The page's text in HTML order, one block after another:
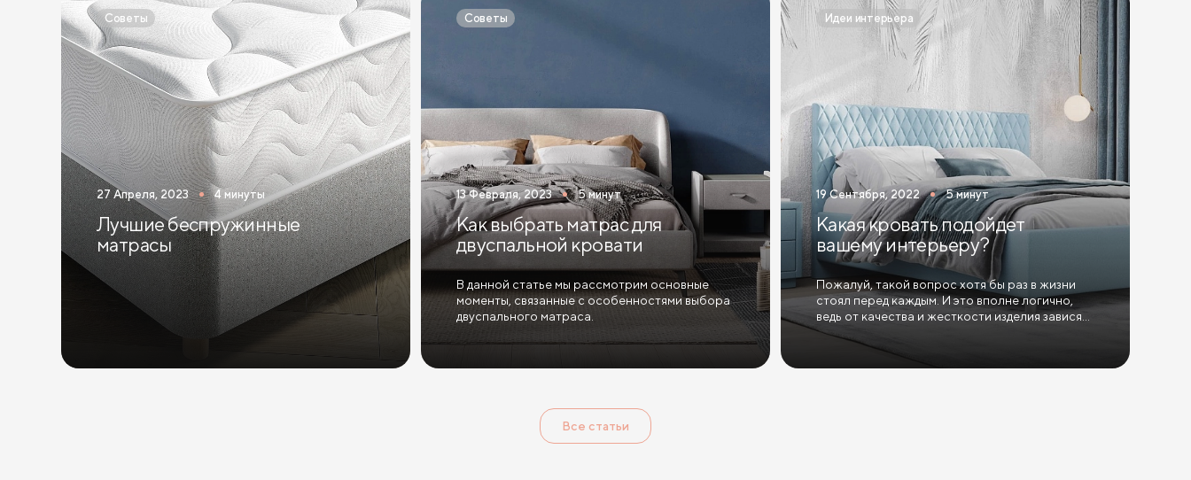
Советы
27 Апреля, 2023 4 минуты
Лучшие беспружинные
матрасы
Советы
13 Февраля, 2023 5 минут
Как выбрать матрас для
двуспальной кровати
В данной статье мы рассмотрим основные
моменты, связанные с особенностями выбора
двуспального матраса.
Идеи интерьера
19 Сентября, 2022 5 минут
Какая кровать подойдет
вашему интерьеру?
Пожалуй, такой вопрос хотя бы раз в жизни
стоял перед каждым. И это вполне логично,
ведь от качества и жесткости изделия зависят
не только здоровье и полноценный сон, но и
настроение человека, да и качество жизни в
Все статьи